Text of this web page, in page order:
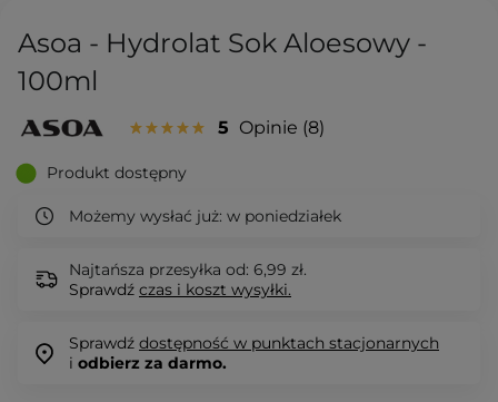
Asoa - Hydrolat Sok Aloesowy -
100ml
5 Opinie 8
Produkt dostępny
Możemy wysłać już: w poniedziałek
Najtańsza przesyłka od: 6,99 zł.
Sprawdź czas i koszt wysyłki.
Sprawdź dostępność w punktach stacjonarnych
i odbierz za darmo.